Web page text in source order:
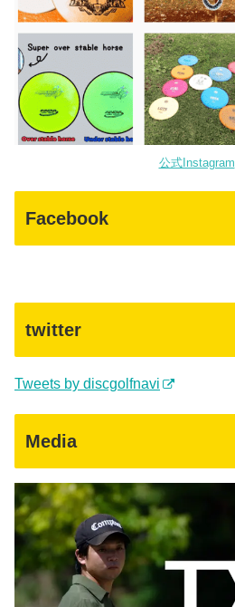
公式Instagram
Facebook
twitter
Tweets by discgolfnavi
Media